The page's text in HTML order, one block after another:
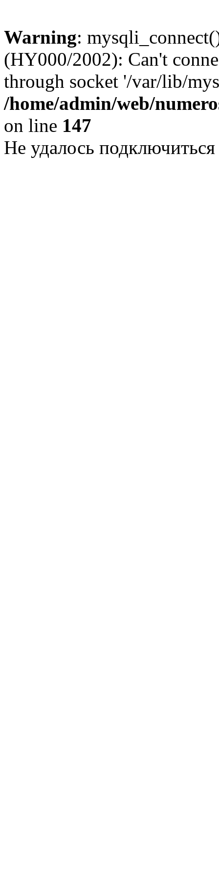
Warning:
(HY000/2002): Can't
through socket '/var/lib/
/home/admin/web/
on line 147
Не удалось